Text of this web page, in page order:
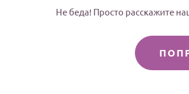
Не беда! Просто расскажите